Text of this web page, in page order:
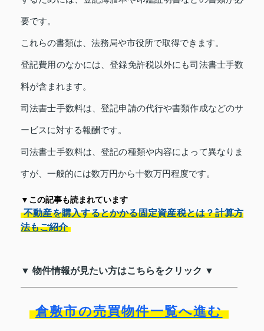
要です。
これらの書類は、法務局や市役所で取得できます。
登記費用のなかには、登録免許税以外にも司法書士手数
料が含まれます。
司法書士手数料は、登記申請の代行や書類作成などのサ
ービスに対する報酬です。
司法書士手数料は、登記の種類や内容によって異なりま
すが、一般的には数万円から十数万円程度です。
▼この記事も読まれています
不動産を購入するとかかる固定資産税とは？計算方
法もご紹介
▼ 物件情報が見たい方はこちらをクリック ▼
倉敷市の売買物件一覧へ進む